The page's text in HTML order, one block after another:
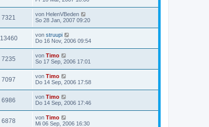
7321 von HelenVBeden
So 28 Jan, 2007 09:20
13460 von struupi
Do 16 Nov, 2006 09:54
7235 von Timo
So 17 Sep, 2006 17:01
7097 von Timo
Do 14 Sep, 2006 17:58
6986 von Timo
Do 14 Sep, 2006 17:46
6878 von Timo
Mi 06 Sep, 2006 16:30